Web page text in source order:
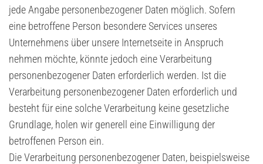
jede Angabe personenbezogener Daten möglich. Sofern
eine betroffene Person besondere Services unseres
Unternehmens über unsere Internetseite in Anspruch
nehmen möchte, könnte jedoch eine Verarbeitung
personenbezogener Daten erforderlich werden. Ist die
Verarbeitung personenbezogener Daten erforderlich und
besteht für eine solche Verarbeitung keine gesetzliche
Grundlage, holen wir generell eine Einwilligung der
betroffenen Person ein.
Die Verarbeitung personenbezogener Daten, beispielsweise